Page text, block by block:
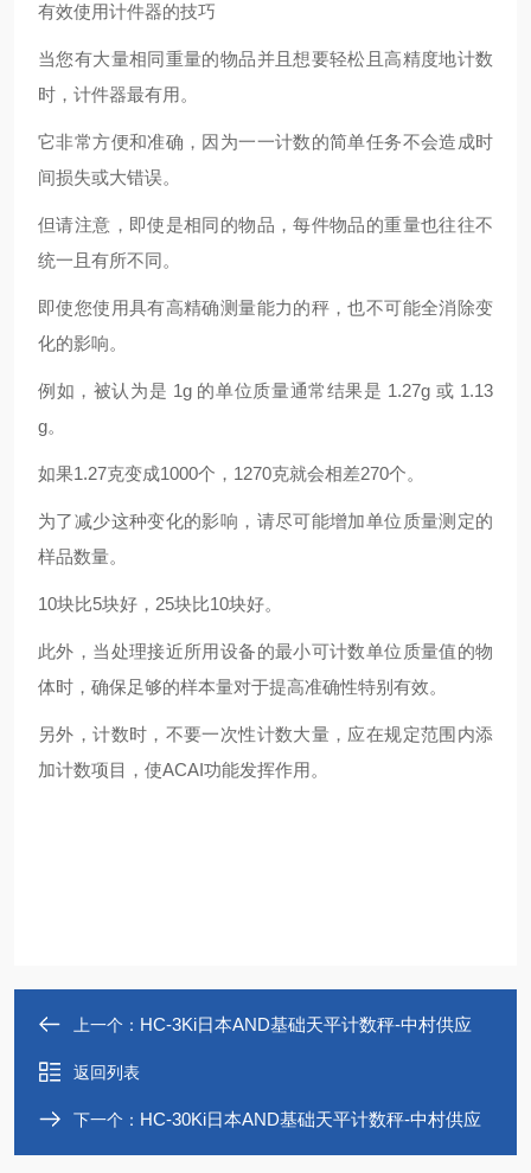
有效使用计件器的技巧
当您有大量相同重量的物品并且想要轻松且高精度地计数
时，计件器最有用。
它非常方便和准确，因为一一计数的简单任务不会造成时
间损失或大错误。
但请注意，即使是相同的物品，每件物品的重量也往往不
统一且有所不同。
即使您使用具有高精确测量能力的秤，也不可能全消除变
化的影响。
例如，被认为是 1g 的单位质量通常结果是 1.27g 或 1.13
g。
如果1.27克变成1000个，1270克就会相差270个。
为了减少这种变化的影响，请尽可能增加单位质量测定的
样品数量。
10块比5块好，25块比10块好。
此外，当处理接近所用设备的最小可计数单位质量值的物
体时，确保足够的样本量对于提高准确性特别有效。
另外，计数时，不要一次性计数大量，应在规定范围内添
加计数项目，使ACAI功能发挥作用。
上一个： HC-3Ki日本AND基础天平计数秤-中村供应
返回列表
下一个： HC-30Ki日本AND基础天平计数秤-中村供应